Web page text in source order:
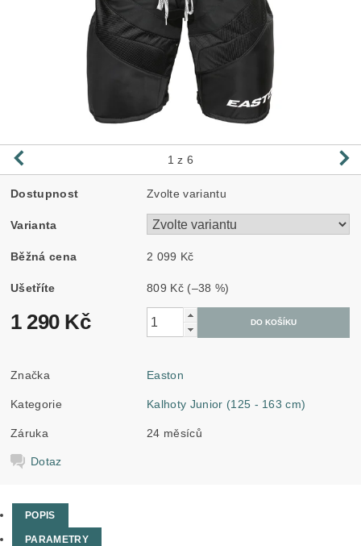
1 z 6
Dostupnost Zvolte variantu
Varianta
Běžná cena 2 099 Kč
Ušetříte 809 Kč (–38 %)
1 290 Kč
Značka Easton
Kategorie Kalhoty Junior (125 - 163 cm)
Záruka 24 měsíců
Dotaz
POPIS
PARAMETRY